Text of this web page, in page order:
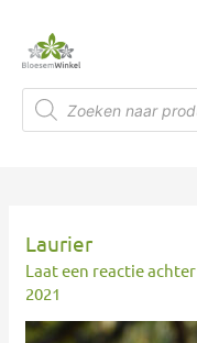
inhoud
Producten
zoeken
Laurier
Laat een reactie achter
2021